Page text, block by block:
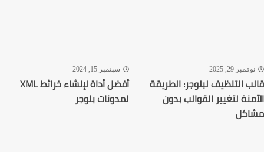
29, 2025
التنظيف لبلوجر: الطريقة
لتغيير القوالب بدون
سبتمبر 15, 2024
أفضل أداة لإنشاء خرائط XML
لمدونات بلوجر